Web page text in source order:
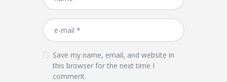
Save my name, email, and website in
this browser for the next time I
comment.